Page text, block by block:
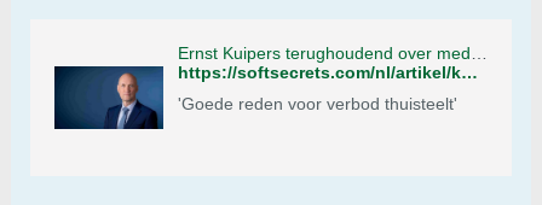
https://softsecrets.com/nl/artikel/kuipers-stelt-teleur-bij-debuut-mediwiet
'Goede reden voor verbod thuisteelt'